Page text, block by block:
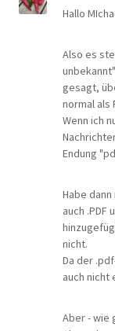
Hallo
Also es
gesagt,
normal als
Wenn ich
Endung
Habe
auch .PDF
nicht.
Da der
auch nicht
Aber - wie